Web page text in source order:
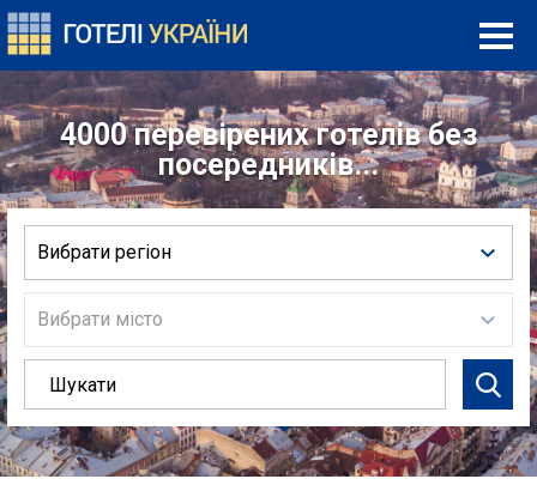
4000 перевірених готелів без
посередників...
Вибрати регіон
Вибрати місто